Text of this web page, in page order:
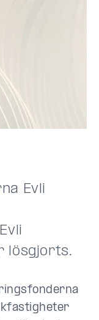
Evli
lösgjorts.